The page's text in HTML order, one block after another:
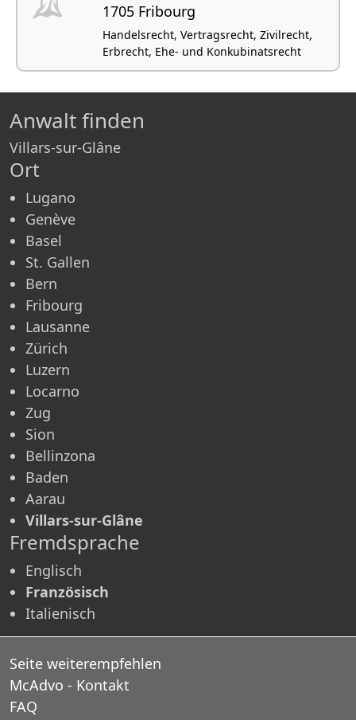
1705 Fribourg
Handelsrecht, Vertragsrecht, Zivilrecht,
Erbrecht, Ehe- und Konkubinatsrecht
Anwalt finden
Villars-sur-Glâne
Ort
Lugano
Genève
Basel
St. Gallen
Bern
Fribourg
Lausanne
Zürich
Luzern
Locarno
Zug
Sion
Bellinzona
Baden
Aarau
Villars-sur-Glâne
Fremdsprache
Englisch
Französisch
Italienisch
Seite weiterempfehlen
McAdvo - Kontakt
FAQ